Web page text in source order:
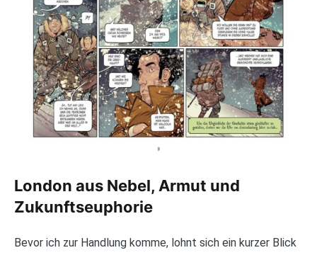
London aus Nebel, Armut und
Zukunftseuphorie
Bevor ich zur Handlung komme, lohnt sich ein kurzer Blick